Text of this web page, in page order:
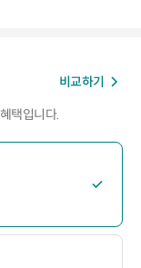
비교하기
택입니다.